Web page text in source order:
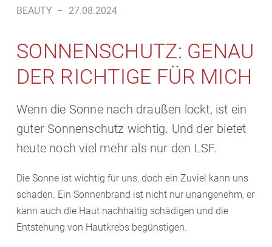
BEAUTY – 27.08.2024
SONNENSCHUTZ: GENAU
DER RICHTIGE FÜR MICH
Wenn die Sonne nach draußen lockt, ist ein
guter Sonnenschutz wichtig. Und der bietet
heute noch viel mehr als nur den LSF.
Die Sonne ist wichtig für uns, doch ein Zuviel kann uns
schaden. Ein Sonnenbrand ist nicht nur unangenehm, er
kann auch die Haut nachhaltig schädigen und die
Entstehung von Hautkrebs begünstigen.